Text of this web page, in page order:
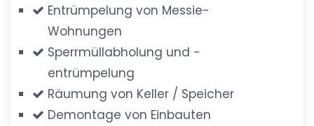
Entrümpelung von Messie-
Wohnungen
Sperrmüllabholung und -
entrümpelung
Räumung von Keller / Speicher
Demontage von Einbauten